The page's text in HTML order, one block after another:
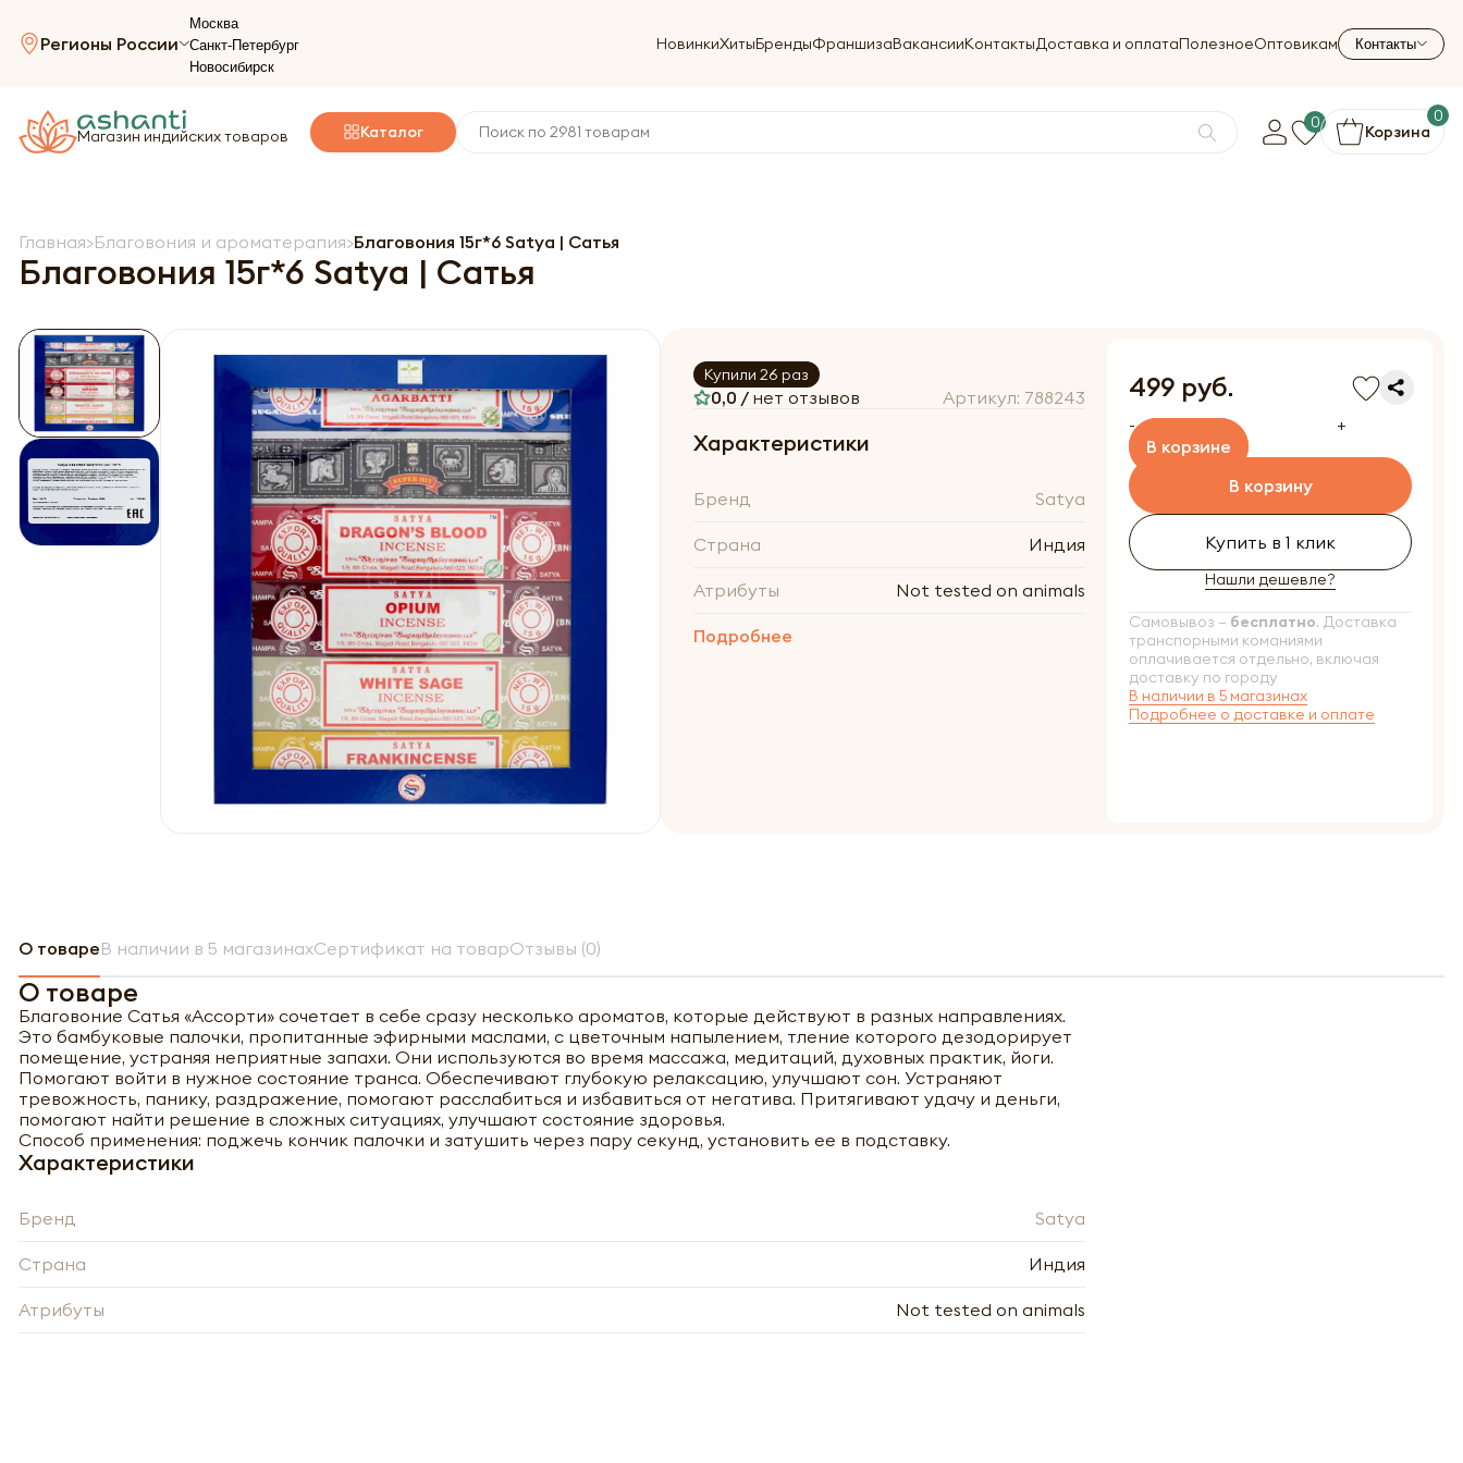
Регионы России
Москва
Санкт-Петербург
Новосибирск
НовинкиХитыБрендыФраншизаВакансииКонтактыДоставка и оплатаПолезноеОптовикам Контакты
Магазин индийских товаров Каталог 0 Корзина
0
Главная Благовония и ароматерапия Благовония 15г*6 Satya | Сатья
Благовония 15г*6 Satya | Сатья
Купили 26 раз
0,0 / нет отзывов Артикул: 788243
Характеристики
Бренд Satya
Страна Индия
Атрибуты Not tested on animals
Подробнее
499 руб.
-
+
В корзине
В корзину
Купить в 1 клик
Нашли дешевле?
Самовывоз – бесплатно. Доставка
транспорными команиями
оплачивается отдельно, включая
доставку по городу
В наличии в 5 магазинах
Подробнее о доставке и оплате
О товареВ наличии в 5 магазинахСертификат на товарОтзывы (0)
О товаре
Благовоние Сатья «Ассорти» сочетает в себе сразу несколько ароматов, которые действуют в разных направлениях.
Это бамбуковые палочки, пропитанные эфирными маслами, с цветочным напылением, тление которого дезодорирует
помещение, устраняя неприятные запахи. Они используются во время массажа, медитаций, духовных практик, йоги.
Помогают войти в нужное состояние транса. Обеспечивают глубокую релаксацию, улучшают сон. Устраняют
тревожность, панику, раздражение, помогают расслабиться и избавиться от негатива. Притягивают удачу и деньги,
помогают найти решение в сложных ситуациях, улучшают состояние здоровья.
Способ применения: поджечь кончик палочки и затушить через пару секунд, установить ее в подставку.
Характеристики
Бренд Satya
Страна Индия
Атрибуты Not tested on animals